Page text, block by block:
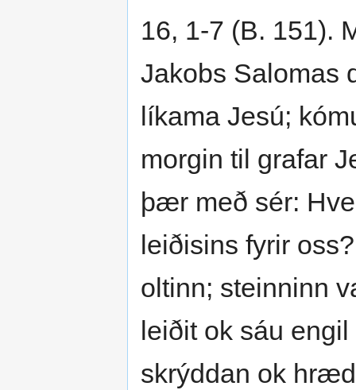
16, 1-7 (B. 151).
Jakobs Salomas
líkama Jesú;
morgin til grafar
þær með sér:
leiðisins fyrir
oltinn; steinninn
leiðit ok sáu
skrýddan ok